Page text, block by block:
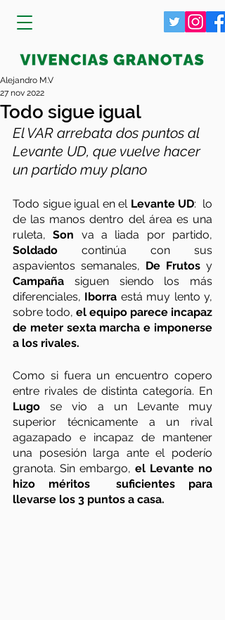
Todo sigue igual
Alejandro M.V
27 nov 2022
El VAR arrebata dos puntos al
Levante UD, que vuelve hacer
un partido muy plano
Todo sigue igual en el Levante UD:  lo
de las manos dentro del área es una
ruleta, Son
Soldado continúa con sus
aspavientos semanales, De Frutos
Campaña siguen siendo los más
diferenciales, Iborra está muy lento y,
sobre todo, el equipo parece incapaz
de meter sexta marcha e imponerse
a los rivales.
Como si fuera un encuentro copero
Lugo se vio a un Levante muy
superior técnicamente a un rival
agazapado e incapaz de mantener
una posesión larga ante el poderío
granota. Sin embargo, el Levante no
hizo méritos  suficientes para
llevarse los 3 puntos a casa.